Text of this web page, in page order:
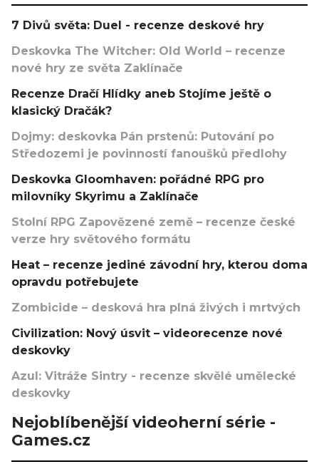
7 Divů světa: Duel - recenze deskové hry
Deskovka The Witcher: Old World – recenze
nové hry ze světa Zaklínače
Recenze Dračí Hlídky aneb Stojíme ještě o
klasický Dračák?
Dojmy: deskovka Pán prstenů: Putování po
Středozemi je povinností fanoušků předlohy
Deskovka Gloomhaven: pořádné RPG pro
milovníky Skyrimu a Zaklínače
Stolní RPG Zapovězené země – recenze české
verze hry světového formátu
Heat – recenze jediné závodní hry, kterou doma
opravdu potřebujete
Zombicide – desková hra plná živých i mrtvých
Civilization: Nový úsvit – videorecenze nové
deskovky
Azul: Vitráže Sintry - recenze skvělé umělecké
deskovky
Nejoblíbenější videoherní série -
Games.cz